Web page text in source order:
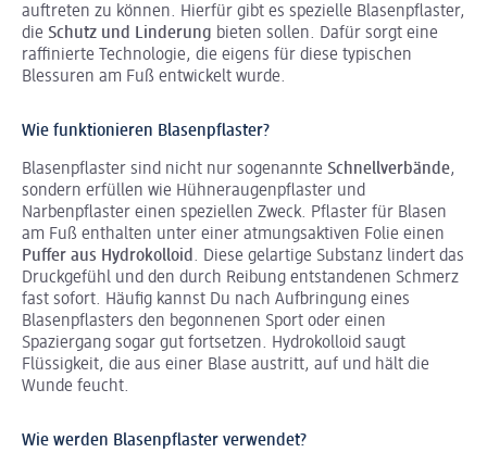
auftreten zu können. Hierfür gibt es spezielle Blasenpflaster,
die Schutz und Linderung bieten sollen. Dafür sorgt eine
raffinierte Technologie, die eigens für diese typischen
Blessuren am Fuß entwickelt wurde.
Wie funktionieren Blasenpflaster?
Blasenpflaster sind nicht nur sogenannte Schnellverbände,
sondern erfüllen wie Hühneraugenpflaster und
Narbenpflaster einen speziellen Zweck. Pflaster für Blasen
am Fuß enthalten unter einer atmungsaktiven Folie einen
Puffer aus Hydrokolloid . Diese gelartige Substanz lindert das
Druckgefühl und den durch Reibung entstandenen Schmerz
fast sofort. Häufig kannst Du nach Aufbringung eines
Blasenpflasters den begonnenen Sport oder einen
Spaziergang sogar gut fortsetzen. Hydrokolloid saugt
Flüssigkeit, die aus einer Blase austritt, auf und hält die
Wunde feucht.
Wie werden Blasenpflaster verwendet?